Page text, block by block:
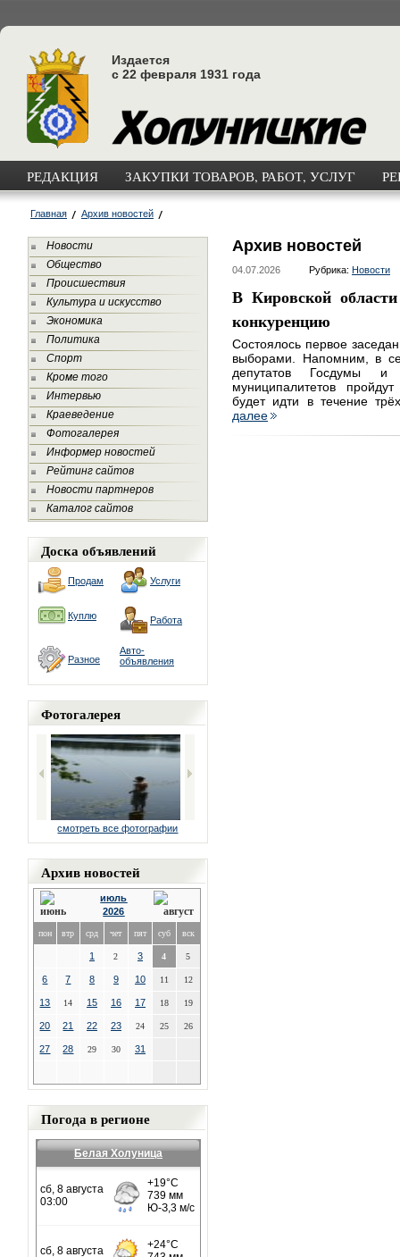
Издается
с 22 февраля 1931 года
РЕДАКЦИЯ ЗАКУПКИ ТОВАРОВ, РАБОТ, УСЛУГ
Главная Архив новостей
Новости
Общество
Происшествия
Культура и искусство
Экономика
Политика
Спорт
Кроме того
Интервью
Краеведение
Фотогалерея
Информер новостей
Рейтинг сайтов
Новости партнеров
Каталог сайтов
Доска объявлений
Продам Услуги
Куплю Работа
Разное
Авто-
объявления
Фотогалерея
смотреть все фотографии
Архив новостей
июль
2026
пон втр срд чет пят суб вск
1 2 3 4 5
6 7 8 9 10 11 12
13 14 15 16 17 18 19
20 21 22 23 24 25 26
27 28 29 30 31
Погода в регионе
Белая Холуница
Архив новостей
04.07.2026 Рубрика: Новости
В Кировской
конкуренцию
Состоялось первое
выборами. Напомним, в
депутатов Госдумы и
муниципалитетов
будет идти в течение
далее